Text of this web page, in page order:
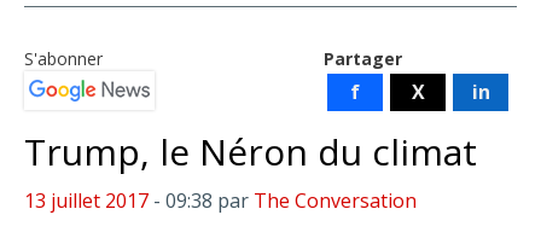
Partager
f X in
S'abonner
Trump, le Néron du climat
13 juillet 2017 - 09:38 par The Conversation